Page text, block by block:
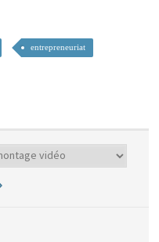
entrepreneuriat